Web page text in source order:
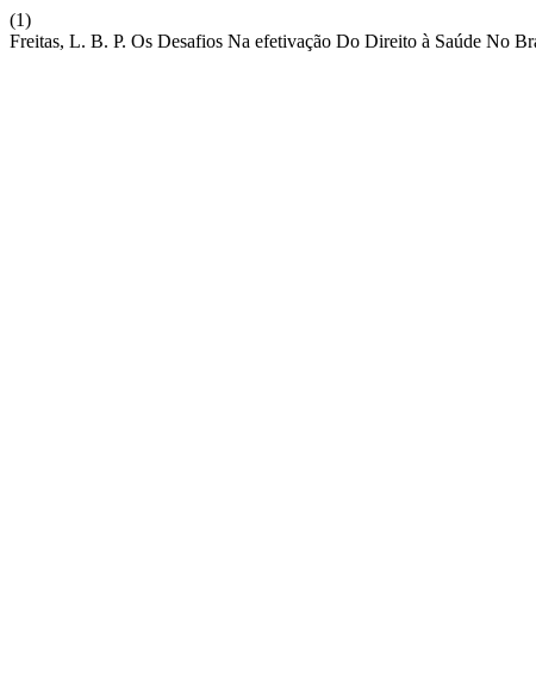
(1)
Freitas, L. B. P. Os Desafios Na efetivação Do Direito à Saúde No